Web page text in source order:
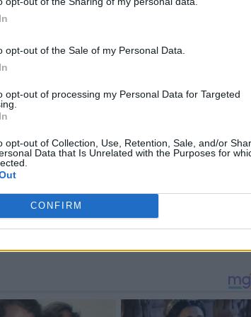
opt-out of the Sale of my Personal Data.
opt-out of processing my Personal Data for Targeted
opt-out of Collection, Use, Retention, Sale, and/or
Data that Is Unrelated with the Purposes for
CONFIRM
Οι Μπακς
αγόρασε ο Γιάννης